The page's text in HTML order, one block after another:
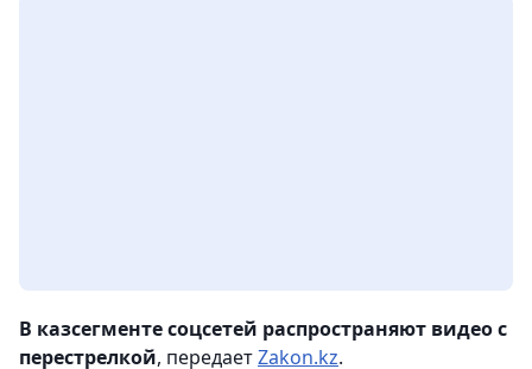
В казсегменте соцсетей распространяют видео с
перестрелкой, передаетZakon.kz.